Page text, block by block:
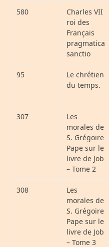
580
Charles VII
roi des
Français
pragmatica
sanctio
95
Le chrétien
du temps.
307
Les
morales de
S. Grégoire
Pape sur le
livre de Job
– Tome 2
308
Les
morales de
S. Grégoire
Pape sur le
livre de Job
– Tome 3